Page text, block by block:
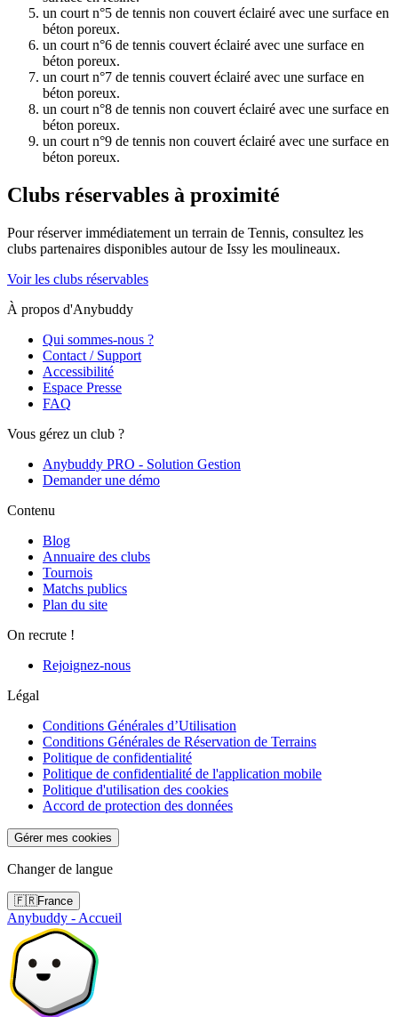
un court n°5 de tennis non couvert éclairé avec une surface en
béton poreux.
un court n°6 de tennis couvert éclairé avec une surface en
béton poreux.
un court n°7 de tennis couvert éclairé avec une surface en
béton poreux.
un court n°8 de tennis non couvert éclairé avec une surface en
béton poreux.
un court n°9 de tennis non couvert éclairé avec une surface en
béton poreux.
Clubs réservables à proximité
Pour réserver immédiatement un terrain de Tennis, consultez les
clubs partenaires disponibles autour de Issy les moulineaux.
Voir les clubs réservables
À propos d'Anybuddy
Qui sommes-nous ?
Contact / Support
Accessibilité
Espace Presse
FAQ
Vous gérez un club ?
Anybuddy PRO - Solution Gestion
Demander une démo
Contenu
Blog
Annuaire des clubs
Tournois
Matchs publics
Plan du site
On recrute !
Rejoignez-nous
Légal
Conditions Générales d’Utilisation
Conditions Générales de Réservation de Terrains
Politique de confidentialité
Politique de confidentialité de l'application mobile
Politique d'utilisation des cookies
Accord de protection des données
Gérer mes cookies
Changer de langue
🇫🇷France
Anybuddy - Accueil